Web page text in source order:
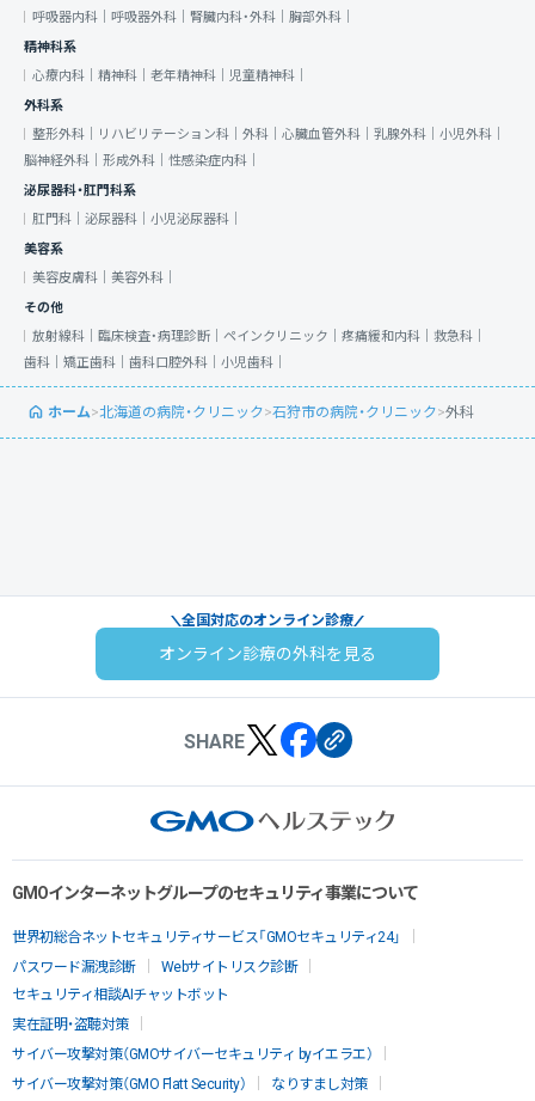
呼吸器内科｜ 呼吸器外科｜ 腎臓内科・外科｜ 胸部外科｜
精神科系
心療内科｜ 精神科｜ 老年精神科｜ 児童精神科｜
外科系
整形外科｜
リハビリテーション科｜ 外科｜ 心臓血管外科｜ 乳腺外科｜ 小児外科｜
脳神経外科｜ 形成外科｜ 性感染症内科｜
泌尿器科・肛門科系
肛門科｜ 泌尿器科｜ 小児泌尿器科｜
美容系
美容皮膚科｜ 美容外科｜
その他
放射線科｜ 臨床検査・病理診断｜ ペインクリニック｜ 疼痛緩和内科｜ 救急科｜
歯科｜ 矯正歯科｜ 歯科口腔外科｜ 小児歯科｜
ホーム>北海道の病院・クリニック>石狩市の病院・クリニック>外科
全国対応のオンライン診療
オンライン診療の外科を見る
SHARE
GMOインターネットグループのセキュリティ事業について
世界初総合ネットセキュリティサービス「GMOセキュリティ24」
パスワード漏洩診断
Webサイトリスク診断
セキュリティ相談AIチャットボット
実在証明・盗聴対策
サイバー攻撃対策（GMOサイバーセキュリティ byイエラエ）
サイバー攻撃対策（GMO Flatt Security）
なりすまし対策